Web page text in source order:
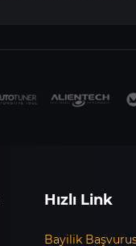
Hızlı Link
Bayilik